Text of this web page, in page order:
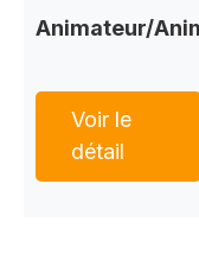
Animateur/
Voir le
détail